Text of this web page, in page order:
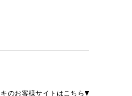
のお客様サイトはこちら